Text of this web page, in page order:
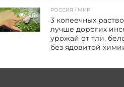
96
РОССИЯ / МИР
3 копеечных
лучше дорогих
урожай от тли,
без ядовитой